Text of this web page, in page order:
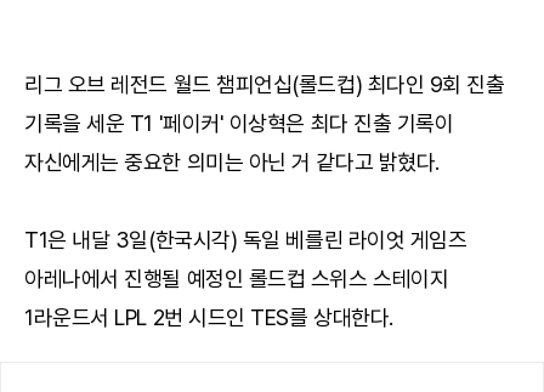
리그 오브 레전드 월드 챔피언십(롤드컵) 최다인 9회 진출
기록을 세운 T1 '페이커' 이상혁은 최다 진출 기록이
자신에게는 중요한 의미는 아닌 거 같다고 밝혔다.
T1은 내달 3일(한국시각) 독일 베를린 라이엇 게임즈
아레나에서 진행될 예정인 롤드컵 스위스 스테이지
1라운드서 LPL 2번 시드인 TES를 상대한다.